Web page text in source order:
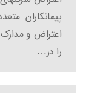
پیمانکاران
اعتراض و
را در…